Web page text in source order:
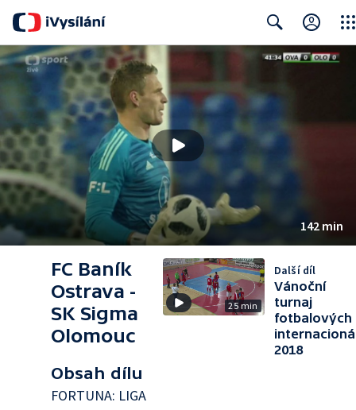
Search
142 min
FC Baník
Ostrava -
SK Sigma
Olomouc
Obsah dílu
FORTUNA: LIGA
25 min
Další díl
Vánoční
turnaj
fotbalových
2018